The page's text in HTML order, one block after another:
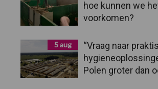
hoe kunnen we
voorkomen?
5 aug
“Vraag naar
Polen groter dan